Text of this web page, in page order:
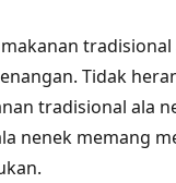
tradisional
Tidak
tradisional ala
nenek memang